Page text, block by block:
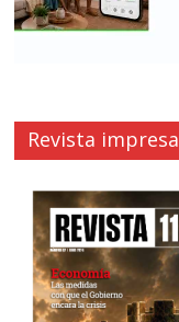
Revista impresa